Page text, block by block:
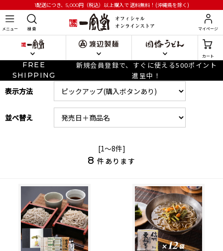
1配送につき、5,000円 （税込）以上購入で送料無料！(沖縄県を除く)
メニュー 検 索 マイページ
カート
FREE
SHIPPING
新規会員登録で、すぐに使える500ポイント
進呈中！
表示方法
並べ替え
[1～8件]
8 件あります